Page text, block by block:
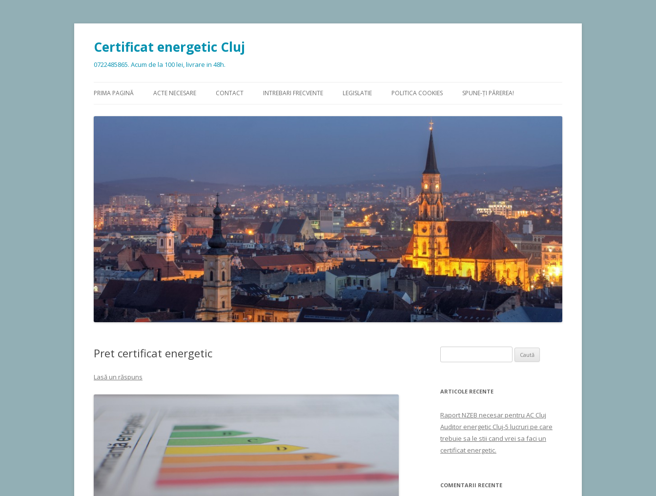
Certificat energetic Cluj
0722485865. Acum de la 100 lei, livrare in 48h.
PRIMA PAGINĂ ACTE NECESARE CONTACT INTREBARI FRECVENTE LEGISLATIE POLITICA COOKIES SPUNE-ŢI PĂREREA!
Pret certificat energetic
Lasă un răspuns
după:
ARTICOLE RECENTE
Raport NZEB necesar pentru AC Cluj
Auditor energetic Cluj-5 lucruri pe care
trebuie sa le stii cand vrei sa faci un
certificat energetic.
COMENTARII RECENTE